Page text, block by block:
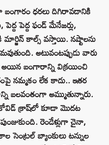
బంగారం ధరలు దిగిరావడానికి
పెద్ద ఫండ్ మేనేజర్లు,
మార్జిన్ కాల్స్ వస్తాయి. నష్టాలను
అటువంటప్పుడు వారు
అయిన బంగారాన్ని విక్రయించి
నమ్మకం లేక కాదు.. ఇతర
బలవంతంగా అమ్ముతున్నారు.
కోవిడ్ క్రాష్‌లో కూడా మొదట
రెండేళ్లుగా చైనా,
బ్యాంకులు టన్నుల